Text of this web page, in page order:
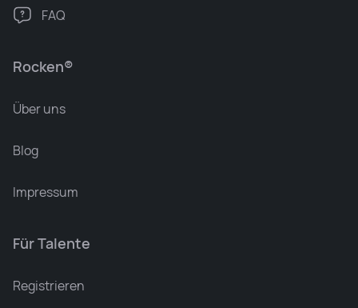
Rocken®
Über uns
Blog
Impressum
Für Talente
Registrieren
FAQ